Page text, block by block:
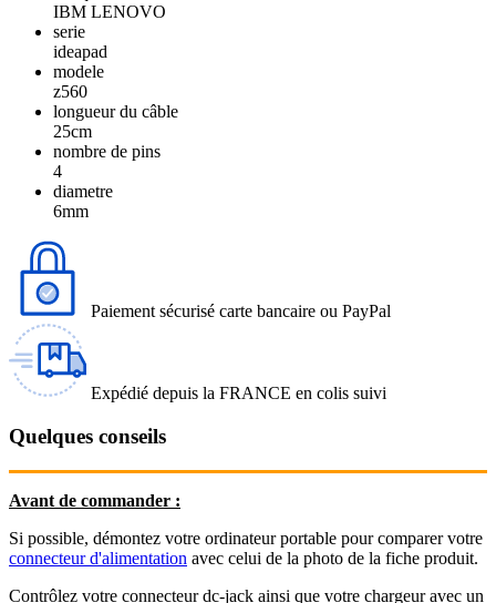
IBM LENOVO
serie
ideapad
modele
z560
longueur du câble
25cm
nombre de pins
4
diametre
6mm
Paiement sécurisé carte bancaire ou PayPal
Expédié depuis la FRANCE en colis suivi
Quelques conseils
Avant de commander :
Si possible, démontez votre ordinateur portable pour comparer votre
connecteur d'alimentation avec celui de la photo de la fiche produit.
Contrôlez votre connecteur dc-jack ainsi que votre chargeur avec un